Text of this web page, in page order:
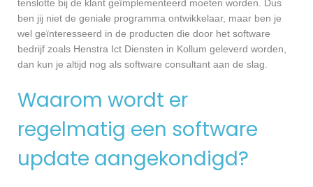
tenslotte bij de klant geïmplementeerd moeten worden. Dus
ben jij niet de geniale programma ontwikkelaar, maar ben je
wel geïnteresseerd in de producten die door het software
bedrijf zoals Henstra Ict Diensten in Kollum geleverd worden,
dan kun je altijd nog als software consultant aan de slag.
Waarom wordt er
regelmatig een software
update aangekondigd?